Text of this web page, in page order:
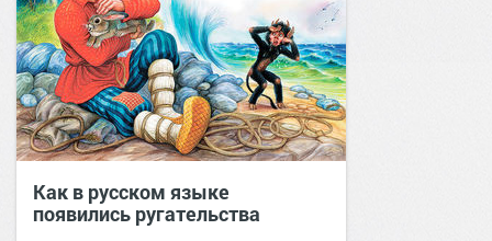
Как в русском языке
появились ругательства